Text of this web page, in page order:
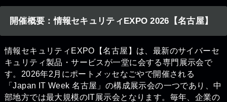
開催概要：情報セキュリティEXPO 2026【名古屋】
情報セキュリティEXPO【名古屋】は、最新のサイバーセ
キュリティ製品・サービスが一堂に会する専門展示会で
す。2026年2月にポートメッセなごやで開催される
「Japan IT Week 名古屋」の構成展示会の一つであり、中
部地方では最大規模のIT展示会となります。毎年、企業の